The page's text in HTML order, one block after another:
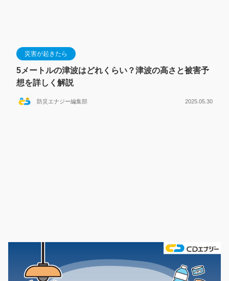
災害が起きたら
5メートルの津波はどれくらい？津波の高さと被害予
想を詳しく解説
防災エナジー編集部 2025.05.30